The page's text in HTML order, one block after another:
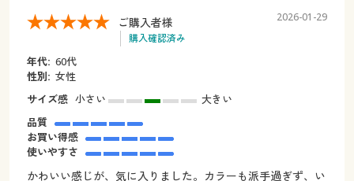
ご購入者様
購入確認済み
2026-01-29
年代: 60代
性別: 女性
サイズ感 小さい
大きい
品質
お買い得感
使いやすさ
かわいい感じが、気に入りました。カラーも派手過ぎず、い